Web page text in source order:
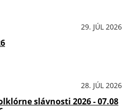
29. JÚL 2026
28. JÚL 2026
slávnosti 2026 - 07.08